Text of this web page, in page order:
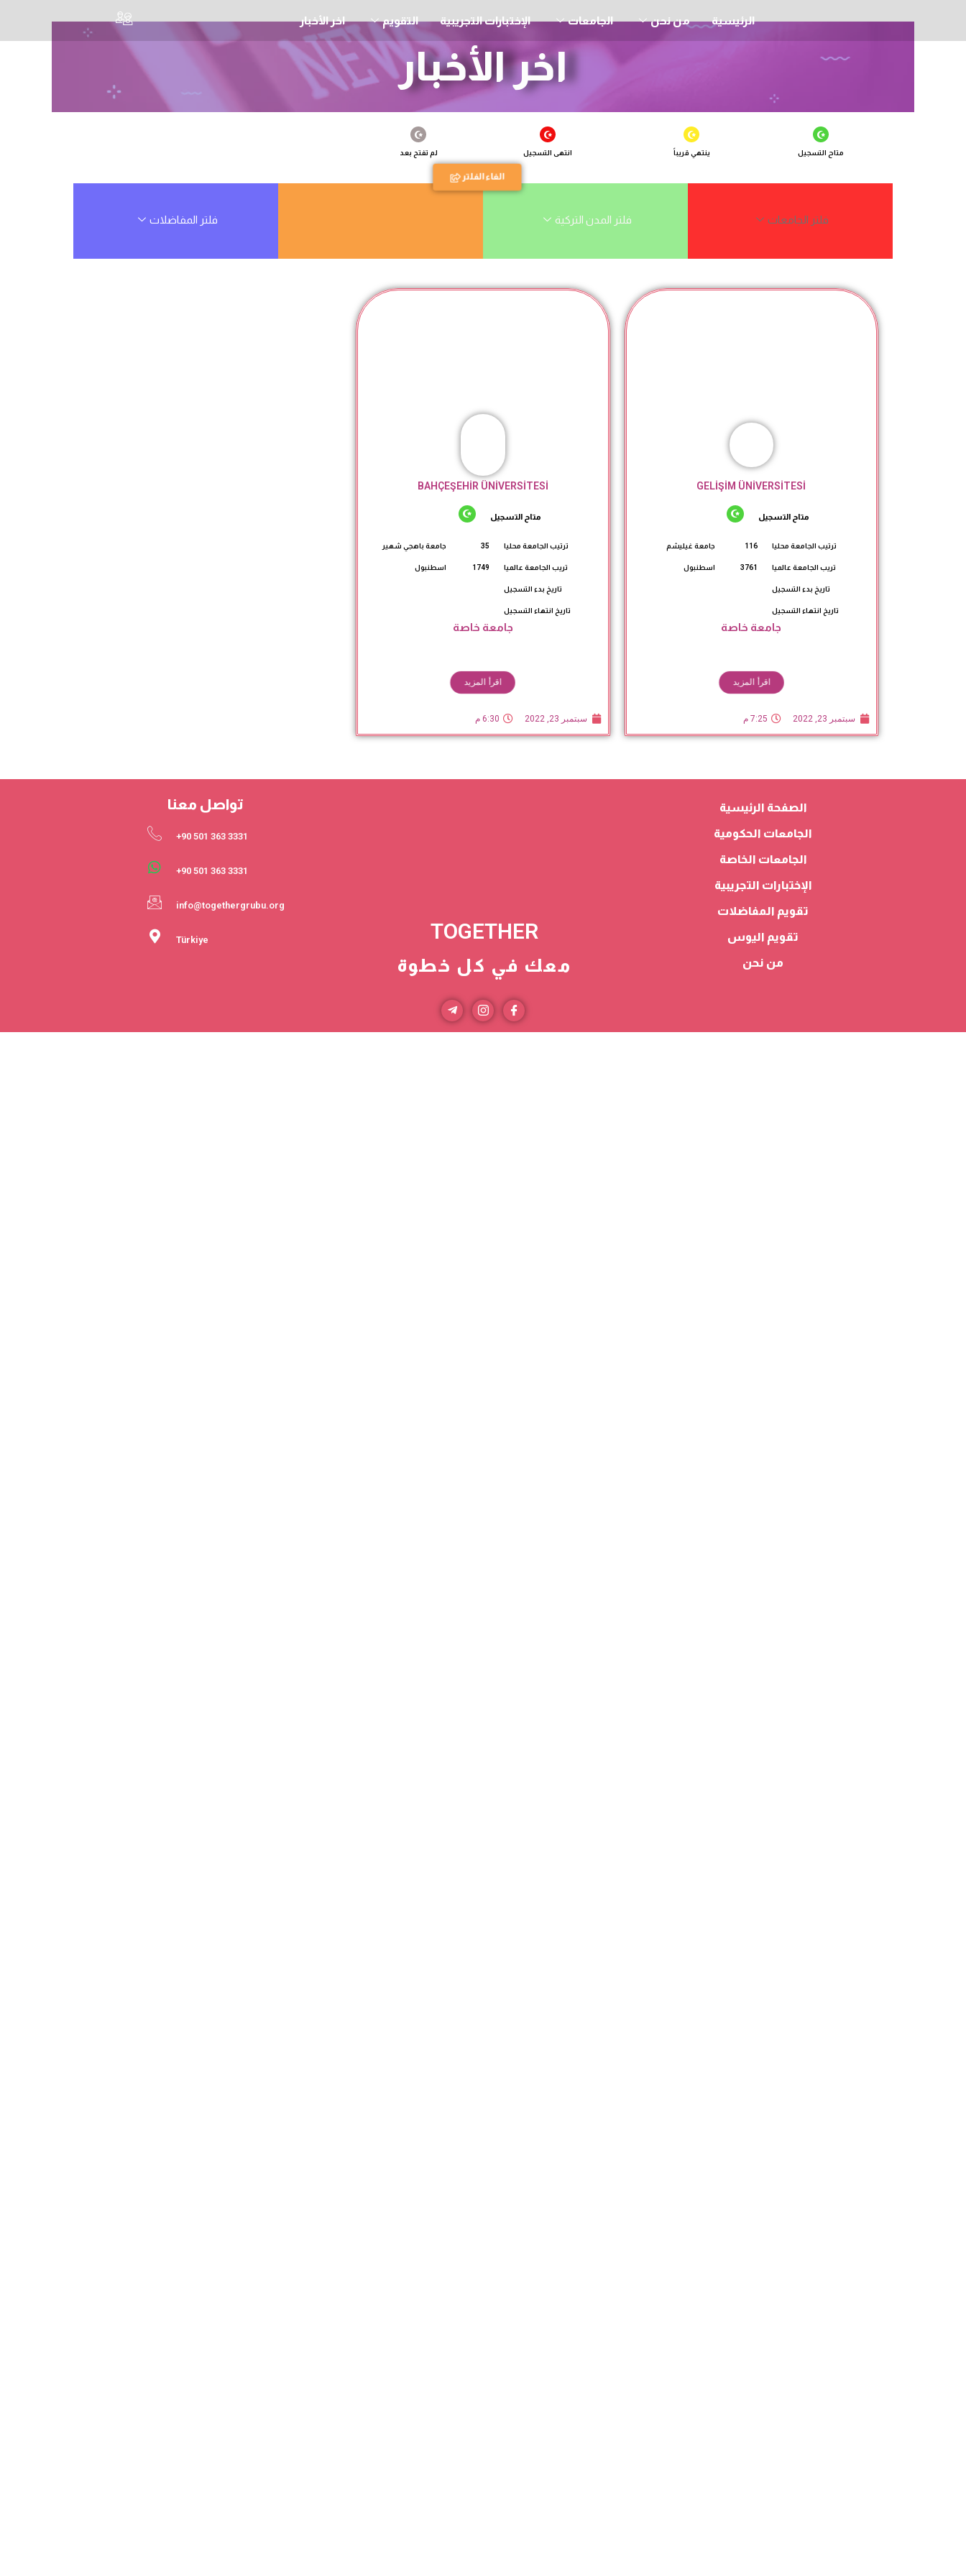
الرئيسية من نحن الجامعات الإختبارات التجريبية التقويم اخر الأخبار
اخر الأخبار
متاح التسجيل ينتهي قريباً انتهى التسجيل لم تفتح بعد
فلتر الجامعات فلتر المدن التركية
الغاء الفلتر
فلتر المفاضلات
GELİŞİM ÜNİVERSİTESİ
متاح التسجيل
ترتيب الجامعة محليا
تريب الجامعة عالميا
تاريخ بدء التسجيل
تاريخ انتهاء التسجيل
116
3761
جامعة غيليشم
اسطنبول
جامعة خاصة
اقرأ المزيد
سبتمبر 23, 2022 7:25 م
BAHÇEŞEHİR ÜNİVERSİTESİ
متاح التسجيل
ترتيب الجامعة محليا
تريب الجامعة عالميا
تاريخ بدء التسجيل
تاريخ انتهاء التسجيل
35
1749
جامعة باهجي شهير
اسطنبول
جامعة خاصة
اقرأ المزيد
سبتمبر 23, 2022 6:30 م
الصفحة الرئيسية
الجامعات الحكومية
الجامعات الخاصة
الإختبارات التجريبية
تقويم المفاضلات
تقويم اليوس
من نحن
TOGETHER
معك في كل خطوة
تواصل معنا
3331 363 501 90+
3331 363 501 90+
info@togethergrubu.org
Türkiye